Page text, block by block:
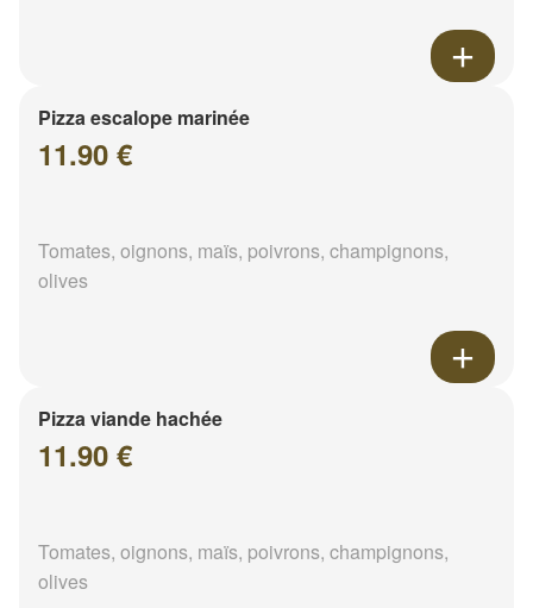
Pizza escalope marinée
11.90 €
Tomates, oignons, maïs, poivrons, champignons,
olives
Pizza viande hachée
11.90 €
Tomates, oignons, maïs, poivrons, champignons,
olives